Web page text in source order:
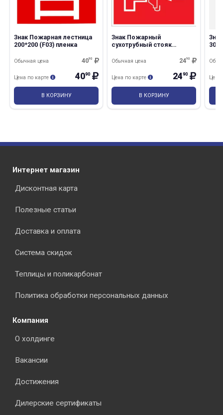
Знак Пожарная лестница
200*200 (F03) пленка
4090
Обычная цена
4090
Цена по карте
В КОРЗИНУ
Знак Пожарный
сухотрубный стояк
2490
Обычная цена
2490
Цена по карте
В КОРЗИНУ
Цена
раз в 2 недели
Интернет магазин
Дисконтная карта
Полезные статьи
Доставка и оплата
Система скидок
Теплицы и поликарбонат
Политика обработки персональных данных
Компания
О холдинге
Вакансии
Достижения
Дилерские сертификаты